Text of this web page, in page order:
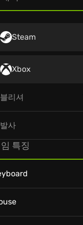
Steam
Xbox
리셔
사
특징